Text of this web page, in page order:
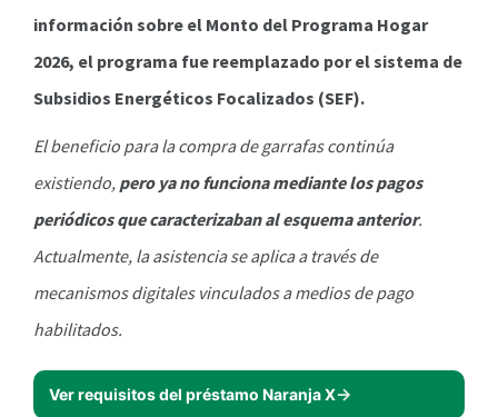
información sobre el Monto del Programa Hogar
2026, el programa fue reemplazado por el sistema de
Subsidios Energéticos Focalizados (SEF).
El beneficio para la compra de garrafas continúa
existiendo, pero ya no funciona mediante los pagos
periódicos que caracterizaban al esquema anterior.
Actualmente, la asistencia se aplica a través de
mecanismos digitales vinculados a medios de pago
habilitados.
Ver requisitos del préstamo Naranja X